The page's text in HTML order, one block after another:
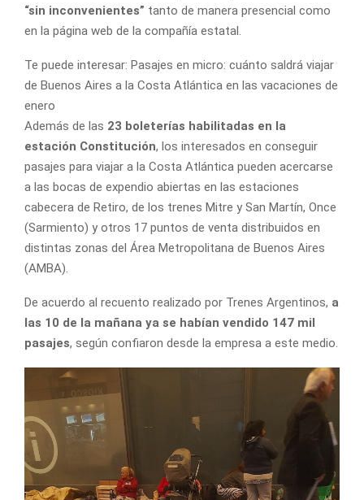
“sin inconvenientes” tanto de manera presencial como
en la página web de la compañía estatal.
Te puede interesar: Pasajes en micro: cuánto saldrá viajar
de Buenos Aires a la Costa Atlántica en las vacaciones de
enero
Además de las 23 boleterías habilitadas en la
estación Constitución, los interesados en conseguir
pasajes para viajar a la Costa Atlántica pueden acercarse
a las bocas de expendio abiertas en las estaciones
cabecera de Retiro, de los trenes Mitre y San Martín, Once
(Sarmiento) y otros 17 puntos de venta distribuidos en
distintas zonas del Área Metropolitana de Buenos Aires
(AMBA).
De acuerdo al recuento realizado por Trenes Argentinos, a
las 10 de la mañana ya se habían vendido 147 mil
pasajes, según confiaron desde la empresa a este medio.